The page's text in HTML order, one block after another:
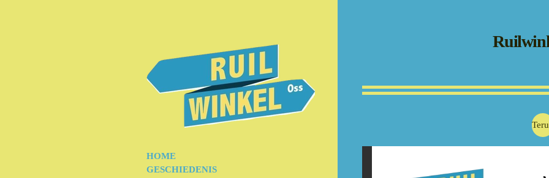
HOME
GESCHIEDENIS